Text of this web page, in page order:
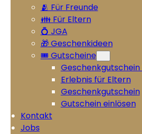
🫂 Für Freunde
👪 Für Eltern
💍 JGA
🎁 Geschenkideen
🎟️ Gutscheine
Geschenkgutschein
Erlebnis für Eltern
Geschenkgutschein
Gutschein einlösen
Kontakt
Jobs